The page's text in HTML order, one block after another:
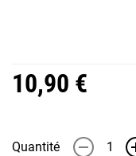
10,90 €
Quantité -